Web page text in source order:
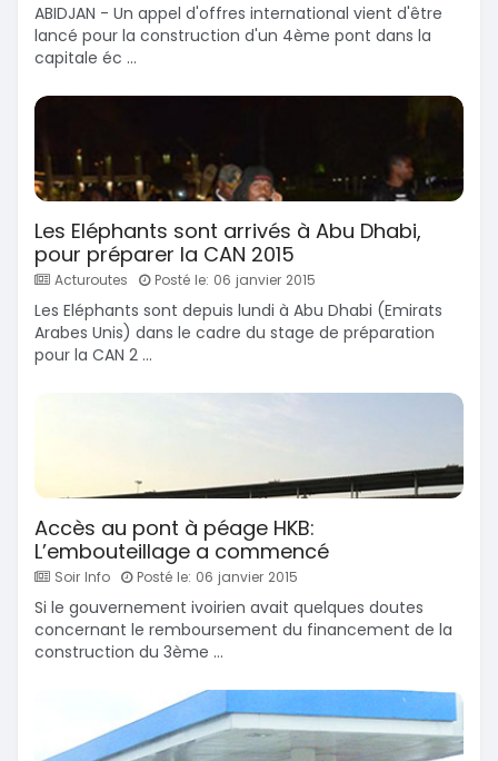
ABIDJAN - Un appel d'offres international vient d'être
lancé pour la construction d'un 4ème pont dans la
capitale éc ...
Les Eléphants sont arrivés à Abu Dhabi,
pour préparer la CAN 2015
Acturoutes Posté le: 06 janvier 2015
Les Eléphants sont depuis lundi à Abu Dhabi (Emirats
Arabes Unis) dans le cadre du stage de préparation
pour la CAN 2 ...
Accès au pont à péage HKB:
L’embouteillage a commencé
Soir Info Posté le: 06 janvier 2015
Si le gouvernement ivoirien avait quelques doutes
concernant le remboursement du financement de la
construction du 3ème ...